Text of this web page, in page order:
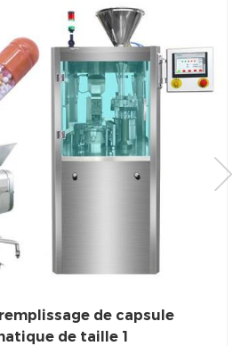
de capsule
de taille 1